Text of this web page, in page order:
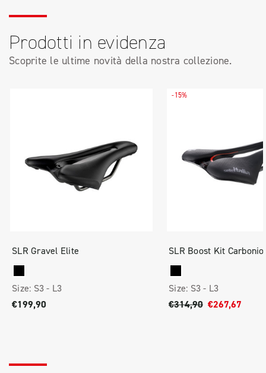
Prodotti in evidenza
Scoprite le ultime novità della nostra collezione.
SLR Gravel Elite
Size: S3 - L3
€199,90
-15%
SLR Boost Kit
Size: S3 - L3
€314,90 €267,67